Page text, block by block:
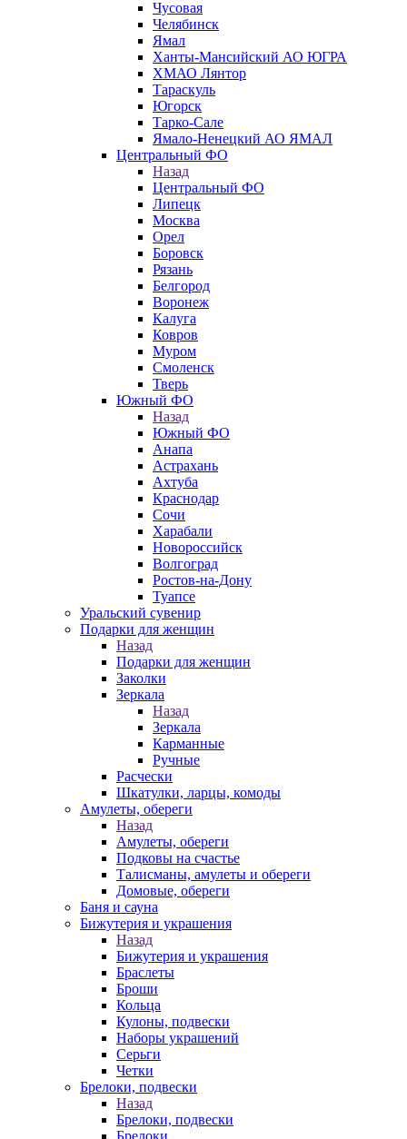
Чусовая
Челябинск
Ямал
Ханты-Мансийский АО ЮГРА
ХМАО Лянтор
Тараскуль
Югорск
Тарко-Сале
Ямало-Ненецкий АО ЯМАЛ
Центральный ФО
Назад
Центральный ФО
Липецк
Москва
Орел
Боровск
Рязань
Белгород
Воронеж
Калуга
Ковров
Муром
Смоленск
Тверь
Южный ФО
Назад
Южный ФО
Анапа
Астрахань
Ахтуба
Краснодар
Сочи
Харабали
Новороссийск
Волгоград
Ростов-на-Дону
Туапсе
Уральский сувенир
Подарки для женщин
Назад
Подарки для женщин
Заколки
Зеркала
Назад
Зеркала
Карманные
Ручные
Расчески
Шкатулки, ларцы, комоды
Амулеты, обереги
Назад
Амулеты, обереги
Подковы на счастье
Талисманы, амулеты и обереги
Домовые, обереги
Баня и сауна
Бижутерия и украшения
Назад
Бижутерия и украшения
Браслеты
Броши
Кольца
Кулоны, подвески
Наборы украшений
Серьги
Четки
Брелоки, подвески
Назад
Брелоки, подвески
Брелоки